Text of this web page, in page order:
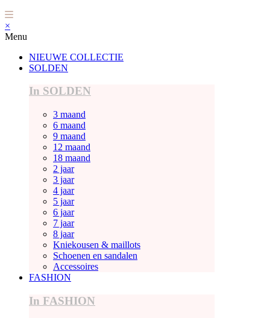
×
Menu
NIEUWE COLLECTIE
SOLDEN
In SOLDEN
3 maand
6 maand
9 maand
12 maand
18 maand
2 jaar
3 jaar
4 jaar
5 jaar
6 jaar
7 jaar
8 jaar
Kniekousen & maillots
Schoenen en sandalen
Accessoires
FASHION
In FASHION